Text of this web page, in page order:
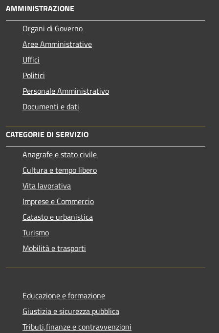
AMMINISTRAZIONE
Organi di Governo
Aree Amministrative
Uffici
Politici
Personale Amministrativo
Documenti e dati
CATEGORIE DI SERVIZIO
Anagrafe e stato civile
Cultura e tempo libero
Vita lavorativa
Imprese e Commercio
Catasto e urbanistica
Turismo
Mobilità e trasporti
Educazione e formazione
Giustizia e sicurezza pubblica
Tributi,finanze e contravvenzioni